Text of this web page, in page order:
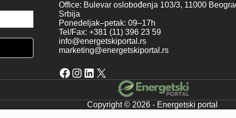
Office: Bulevar oslobođenja 103/3, 11000
Srbija
Ponedeljak–petak: 09–17h
Tel/Fax: +381 (11) 396 23 59
info@energetskiportal.rs
marketing@energetskiportal.rs
Facebook
Instagram
LinkedIn
X
Copyright © 2026 - Energetski portal